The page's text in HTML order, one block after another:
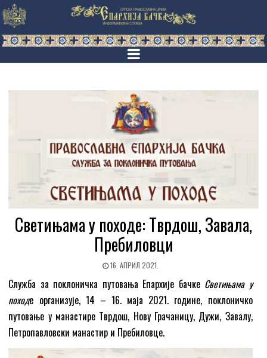
Светињама у походе: Тврдош, Завала,
Пребиловци
16. АПРИЛ 2021.
Служба за поклоничка путовања Епархије бачке Светињама у
походе организује, 14 – 16. маја 2021. године, поклоничко
путовање у манастире Тврдош, Нову Грачаницу, Дужи, Завалу,
Петропавловски манастир и Пребиловце.